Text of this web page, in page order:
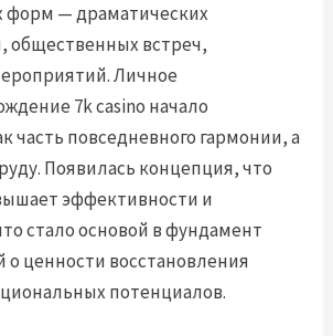
форм — драматических
общественных встреч,
Личное
7k casino начало
часть повседневного гармонии, а
Появилась концепция, что
эффективности и
стало основой в фундамент
о ценности восстановления
потенциалов.